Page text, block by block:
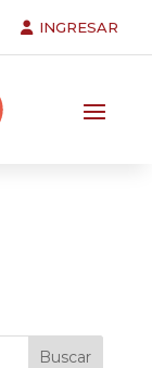
INGRESAR
Buscar